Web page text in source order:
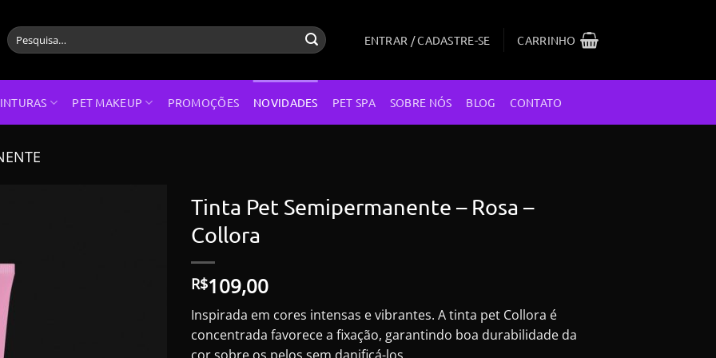
Pesquisar
por:
ENTRAR / CADASTRE-SE CARRINHO
PET MAKEUP PROMOÇÕES NOVIDADES PET SPA SOBRE NÓS BLOG CONTATO
Tinta Pet Semipermanente – Rosa –
Collora
R$109,00
Inspirada em cores intensas e vibrantes. A tinta pet Collora é
concentrada favorece a fixação, garantindo boa durabilidade da